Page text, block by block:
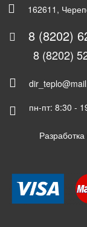
162611,
8 (8202)
8 (8202)
пн-пт: 8:30 -